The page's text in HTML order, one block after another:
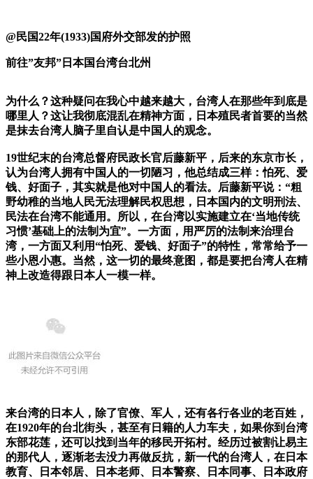
@民国22年(1933)国府外交部发的护照
前往”友邦”日本国台湾台北州
为什么？这种疑问在我心中越来越大，台湾人在那些年到底是
哪里人？这让我彻底混乱在精神方面，日本殖民者首要的当然
是抹去台湾人脑子里自认是中国人的观念。
19世纪末的台湾总督府民政长官后藤新平，后来的东京市长，
认为台湾人拥有中国人的一切陋习，他总结成三样：怕死、爱
钱、好面子，其实就是他对中国人的看法。后藤新平说：“粗
野幼稚的当地人民无法理解民权思想，日本国内的文明刑法、
民法在台湾不能通用。所以，在台湾以实施建立在‘当地传统
习惯’基础上的法制为宜”。一方面，用严厉的法制来治理台
湾，一方面又利用“怕死、爱钱、好面子”的特性，常常给予一
些小恩小惠。当然，这一切的最终意图，都是要把台湾人在精
神上改造得跟日本人一模一样。
来台湾的日本人，除了官僚、军人，还有各行各业的老百姓，
在1920年的台北街头，甚至有日籍的人力车夫，如果你到台湾
东部花莲，还可以找到当年的移民开拓村。经历过被割让易主
的那代人，逐渐老去没力再做反抗，新一代的台湾人，在日本
教育、日本邻居、日本老师、日本警察、日本同事、日本政府